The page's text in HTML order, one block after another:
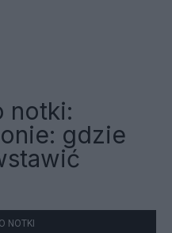
notki:
gdzie
NOTKI